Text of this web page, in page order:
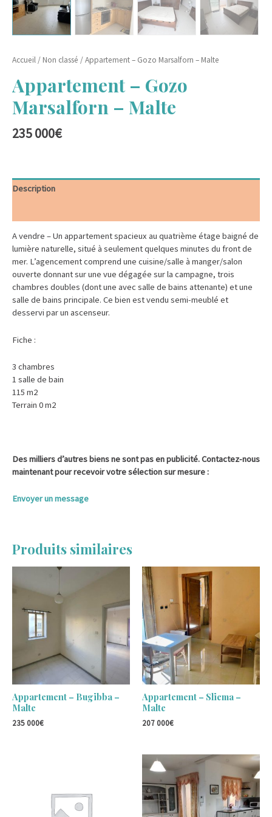
Accueil / Non classé / Appartement – Gozo Marsalforn – Malte
Appartement – Gozo
Marsalforn – Malte
235 000€
Description
A vendre – Un appartement spacieux au quatrième étage baigné de
lumière naturelle, situé à seulement quelques minutes du front de
mer. L’agencement comprend une cuisine/salle à manger/salon
ouverte donnant sur une vue dégagée sur la campagne, trois
chambres doubles (dont une avec salle de bains attenante) et une
salle de bains principale. Ce bien est vendu semi-meublé et
desservi par un ascenseur.
Fiche :
3 chambres
1 salle de bain
115 m2
Terrain 0 m2
Des milliers d’autres biens ne sont pas en publicité. Contactez-nous
maintenant pour recevoir votre sélection sur mesure :
Envoyer un message
Produits similaires
Appartement – Bugibba –
Malte
235 000€
Appartement – Sliema –
Malte
207 000€